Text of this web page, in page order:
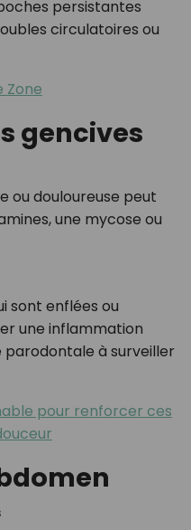
persistantes
circulatoires ou
Zone
gencives
ou douloureuse peut
une mycose ou
sont enflées ou
une inflammation
parodontale à surveiller
pour renforcer ces